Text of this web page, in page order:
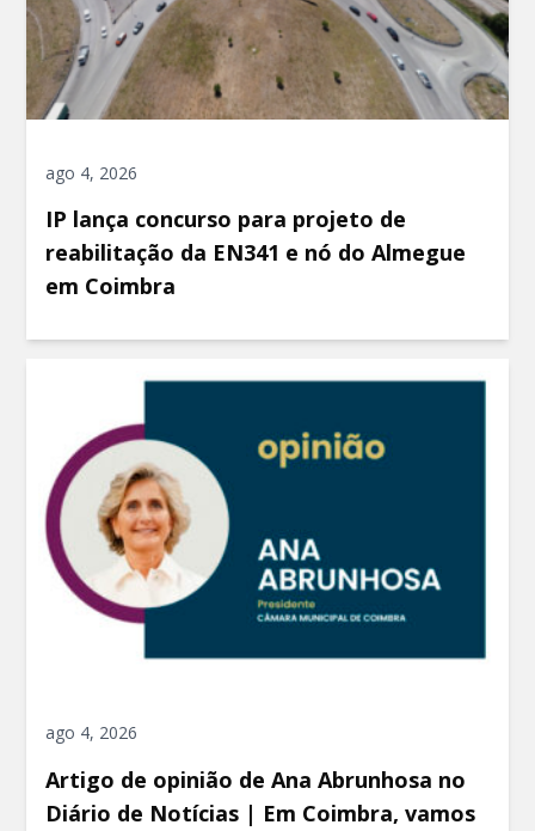
ago 4, 2026
IP lança concurso para projeto de
reabilitação da EN341 e nó do Almegue
em Coimbra
ago 4, 2026
Artigo de opinião de Ana Abrunhosa no
Diário de Notícias | Em Coimbra, vamos